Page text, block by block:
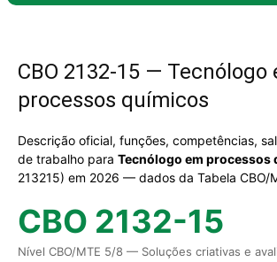
CBO 2132-15 — Tecnólogo
processos químicos
Descrição oficial, funções, competências,
de trabalho para Tecnólogo em processos
213215) em 2026 — dados da Tabela CBO/
CBO 2132-15
Nível CBO/MTE 5/8 — Soluções criativas e